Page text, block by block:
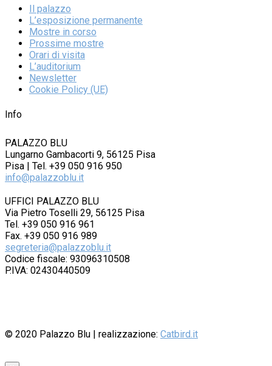
Il palazzo
L’esposizione permanente
Mostre in corso
Prossime mostre
Orari di visita
L’auditorium
Newsletter
Cookie Policy (UE)
Info
PALAZZO BLU
Lungarno Gambacorti 9, 56125 Pisa
Pisa | Tel. +39 050 916 950
info@palazzoblu.it
UFFICI PALAZZO BLU
Via Pietro Toselli 29, 56125 Pisa
Tel. +39 050 916 961
Fax. +39 050 916 989
segreteria@palazzoblu.it
Codice fiscale: 93096310508
P.IVA: 02430440509
© 2020 Palazzo Blu | realizzazione: Catbird.it